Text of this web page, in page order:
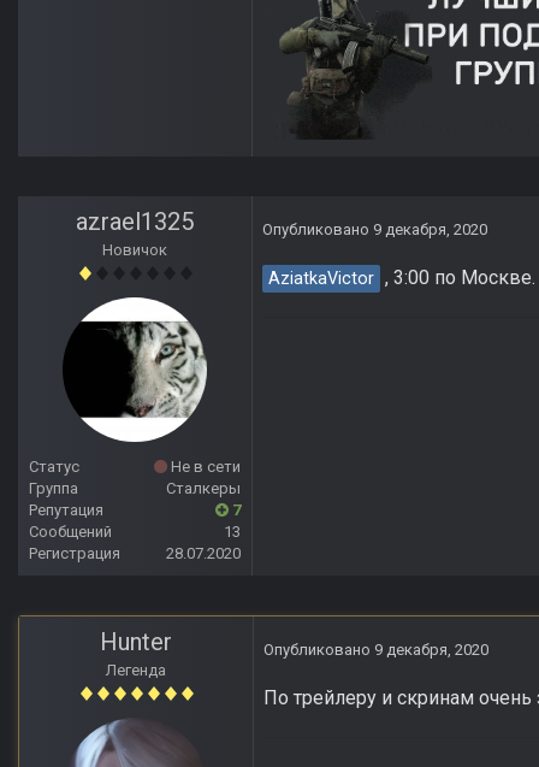
azrael1325
Новичок
Статус
Не в сети
Группа
Сталкеры
Репутация
7
Сообщений
13
Регистрация
28.07.2020
Опубликовано 9 декабря, 2020
AziatkaVictor , 3:00 по
Hunter
Легенда
Опубликовано 9 декабря, 2020
По трейлеру и скринам